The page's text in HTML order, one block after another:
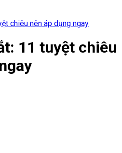
chiêu nên áp dụng ngay
11 tuyệt chiêu